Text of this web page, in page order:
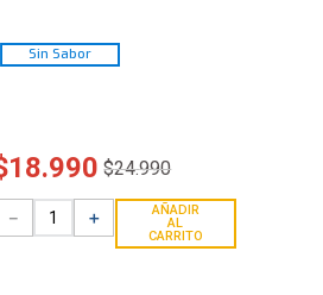
Sin Sabor
18.990 $24.990
＋
－
AÑADIR
AL
CARRITO